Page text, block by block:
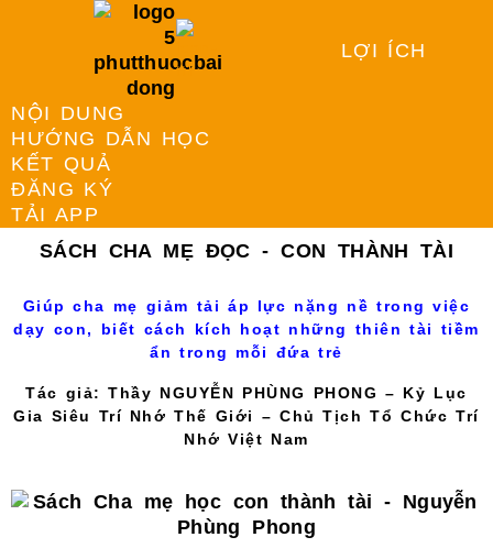
LỢI ÍCH
NỘI DUNG
HƯỚNG DẪN HỌC
KẾT QUẢ
ĐĂNG KÝ
TẢI APP
SÁCH CHA MẸ ĐỌC - CON THÀNH TÀI
Giúp cha mẹ giảm tải áp lực nặng nề trong việc
dạy con, biết cách kích hoạt những thiên tài tiềm
ẩn trong mỗi đứa trẻ
Tác giả: Thầy NGUYỄN PHÙNG PHONG – Kỷ Lục
Gia Siêu Trí Nhớ Thế Giới – Chủ Tịch Tổ Chức Trí
Nhớ Việt Nam